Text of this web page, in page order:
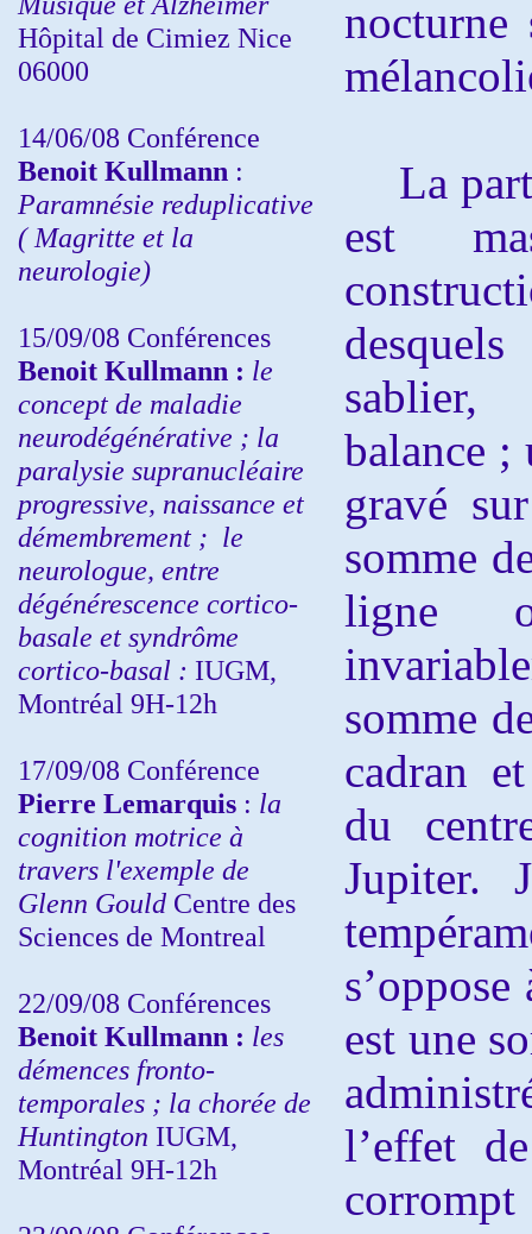
Hôpital de Cimiez Nice
06000
14/06/08 Conférence
Benoit Kullmann :
Paramnésie reduplicative
( Magritte et la
neurologie)
15/09/08 Conférences
Benoit Kullmann : le
concept de maladie
neurodégénérative ; la
paralysie supranucléaire
progressive, naissance et
démembrement ; le
neurologue, entre
dégénérescence cortico-
basale et syndrôme
cortico-basal : IUGM,
Montréal 9H-12h
17/09/08 Conférence
Pierre Lemarquis : la
cognition motrice à
travers l'exemple de
Glenn Gould Centre des
Sciences de Montreal
22/09/08 Conférences
Benoit Kullmann : les
démences fronto-
temporales ; la chorée de
Huntington IUGM,
Montréal 9H-12h
nocturne
La
est
balance ;
gravé
somme
ligne
somme
cadran
du
Jupiter.
est une
l’effet